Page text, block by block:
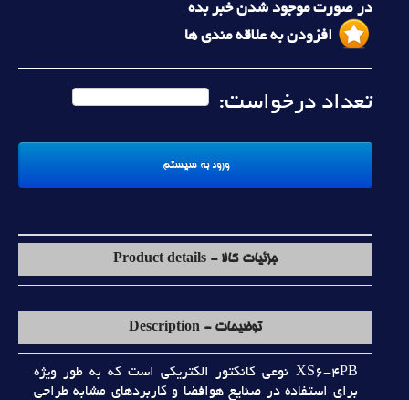
در صورت موجود شدن خبر بده
افزودن به علاقه مندی ها
تعداد درخواست:
جزئیات کالا - Product details
توضیحات - Description
XS6-4PB نوعي کانکتور الکتريکي است که به طور ويژه
براي استفاده در صنايع هوافضا و کاربردهاي مشابه طراحي